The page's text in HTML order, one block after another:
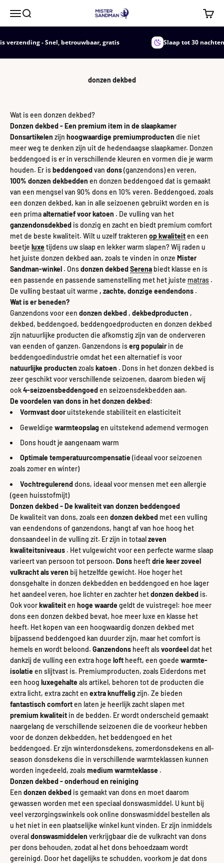
MenuZoeken Mister Sandman
- Snel, betrouwbaar, gratis Slaap tot 30 nachten
donzen dekbed
Wat is een donzen dekbed?
Donzen dekbed - Een premium item in de slaapkamer
Donsartikelen zijn hoogwaardige premiumproducten die niet
meer weg te denken zijn uit de hedendaagse slaapkamer. Donzen
beddengoed is er in verschillende kleuren en vormen die je warm
houden. Er isbeddengoedvan dons(ganzendons) en veren,
100% donzen dekbedden en donzen beddengoed dat is gemaakt
van een mengsel van 90% dons en 10% veren. Beddengoed, zoals
een donzen dekbed, kan in alle seizoenen gebruikt worden en is
een primaalternatief voor katoen . De vulling van het
ganzendonsdekbed is donzig en zacht en biedt premium comfort
met de beste kwaliteit. Wilt u uzelf trakteren op kwaliteiten een
beetje luxe tijdens uw slaap en lekker warm slapen? Wij raden u
het juiste donzen dekbed aan, zoals te vinden in onze Mister
Sandman-winkel . Onsdonzen dekbedSerena biedt klasse en is
een passende en passende samenstelling met het juiste matras .
De vulling bestaat uit warme , zachte, donzige eendendons .
Wat is er beneden?
Ganzendons voor een donzen dekbed , dekbedproducten ,
dekbed, beddengoed, beddengoedproducten en donzen dekbed
zijn natuurlijke producten die afkomstig zijn van de onderveren
van eenden of ganzen. Ganzendons iserg populairin de
beddengoedindustrie omdat het een alternatief is voor
natuurlijke producten zoalskatoen . Dons in het donzen dekbed is
zeer geschikt voor verschillende seizoenen, daarom bieden wij
ook4-seizoensbeddengoeden seizoensdekbedden aan.
De voordelen van dons in het donzen dekbed:
Vormvast dooruitstekende stabiliteit en elasticiteit
Geweldige warmteopslag en uitstekend ademend vermogen
Dons houdt je aangenaam warm
Optimale temperatuurcompensatie (ideaal voor seizoenen
zoals zomer en winter)
Vochtregulerenddons, ideaal voor mensen met een allergie
(geen huisstofmijt)
Donzen dekbed - De kwaliteit van donzen beddengoed
De kwaliteit van dons, zoals een donzen dekbed met een vulling
van eendendons of ganzendons, hangt af van hoe hoog het
donsaandeel in de vulling zit. Er zijn in totaalzeven
kwaliteitsniveaus . Het vulgewicht voor een perfecte warme slaap
varieert van persoon tot persoon. Dons heeftdrie keer zoveel
vulkracht als veren bij hetzelfde gewicht. Hoe hoger het
donsgehalte in donzen dekbedden en beddengoed en hoe lager
het aandeel veren, hoe lichter en zachter hetdonzen dekbed is.
Ook voorkwaliteiten hoge waarde geldt de vuistregel: hoe meer
dons een donzen dekbed bevat, hoe meer luxe en klasse het
heeft. Het kopen van een hoogwaardig donzen dekbed met
bijpassend beddengoed kan duurder zijn, maar het comfort is
hemels en wordt beloond. Ganzendons heeft alsvoordeeldat het
dankzij de vulling een extra hoge loft heeft, een goede warmte-
isolatie en slijtvast is. Premiumproducten, zoals Eiderdons met
een hoog luxegehalte als artikel, behoren tot de producten die
extra licht, extra zacht en extra knuffelig zijn. Ze bieden
fantastisch comforten laten je heerlijk zacht slapen met
premium kwaliteit in de bedden. Er wordt onderscheid gemaakt
naargelang de verschillende seizoenen die de voorkeur hebben
voor de donzen dekbedden, het beddengoed en het
beddengoed. Er zijn winterdonsdekens, zomerdonsdekens en all-
season donsdekens die in verschillende warmteklassen kunnen
worden ingedeeld, zoalsmedium warmteklasse .
Donzen dekbed - onderhoud en reiniging
Een donzen dekbed is gemaakt van dons en moet daarom
gewassen worden met een speciaal donswasmiddel. U kunt bij
veel verzorgingswinkels ook online donswasmiddel bestellen als
u het niet in een plaatselijke winkel kunt vinden. Er zijn inmiddels
overaldonswasmiddelen verkrijgbaar die de vulkracht van dons
per dons behouden, zodat al het dons behoedzaam wordt
gereinigd. Door het dagelijks te schudden, voorkom je dat dons